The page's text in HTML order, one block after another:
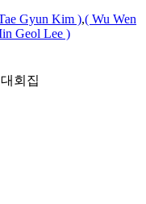
Gyun Kim ),( Wu Wen
Geol Lee )
회집